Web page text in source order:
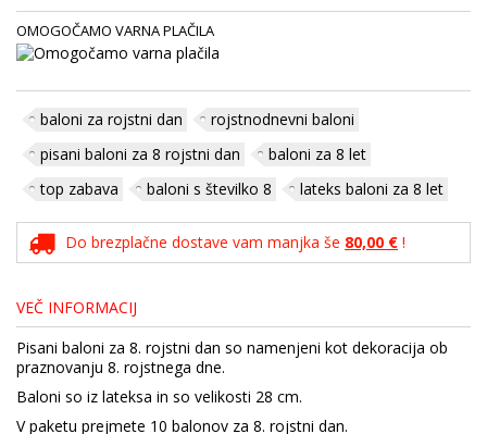
OMOGOČAMO VARNA PLAČILA
baloni za rojstni dan
rojstnodnevni baloni
pisani baloni za 8 rojstni dan
baloni za 8 let
top zabava
baloni s številko 8 lateks baloni za 8 let
Do brezplačne dostave vam manjka še 80,00 € !
VEČ INFORMACIJ
Pisani baloni za 8. rojstni dan so namenjeni kot dekoracija ob
praznovanju 8. rojstnega dne.
Baloni so iz lateksa in so velikosti 28 cm.
V paketu prejmete 10 balonov za 8. rojstni dan.